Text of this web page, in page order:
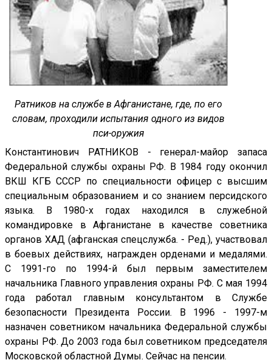
Ратников на службе в Афганистане, где, по его
словам, проходили испытания одного из видов
пси-оружия
Константинович РАТНИКОВ - генерал-майор запаса
Федеральной службы охраны РФ. В 1984 году окончил
ВКШ КГБ СССР по специальности офицер с высшим
специальным образованием и со знанием персидского
языка. В 1980-х годах находился в служебной
командировке в Афганистане в качестве советника
органов ХАД (афганская спецслужба. - Ред.), участвовал
в боевых действиях, награжден орденами и медалями.
С 1991-го по 1994-й был первым заместителем
начальника Главного управления охраны РФ. С мая 1994
года работал главным консультантом в Службе
безопасности Президента России. В 1996 - 1997-м
назначен советником начальника Федеральной службы
охраны РФ. До 2003 года был советником председателя
Московской областной Думы. Сейчас на пенсии.